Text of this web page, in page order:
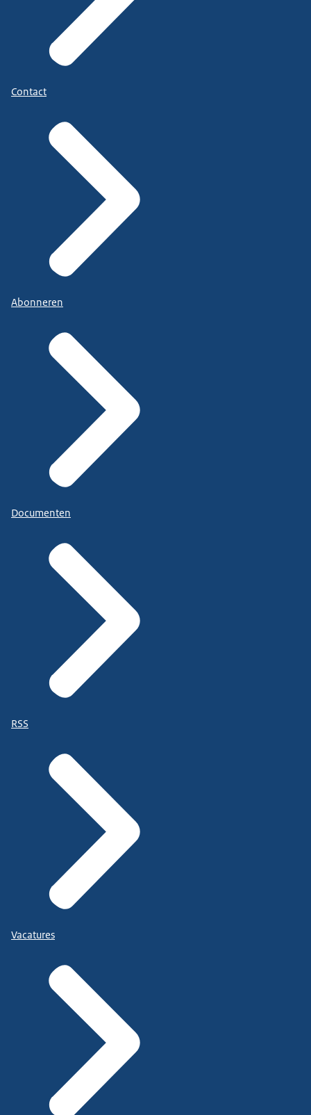
Contact
Abonneren
Documenten
RSS
Vacatures